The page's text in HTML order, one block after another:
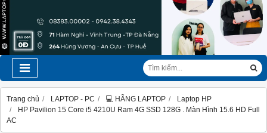
Trang chủ LAPTOP - PC 💻 HÃNG LAPTOP
Laptop HP
HP Pavilion 15 Core i5 4210U Ram 4G SSD 128G . Màn Hình 15.6 HD Full
AC